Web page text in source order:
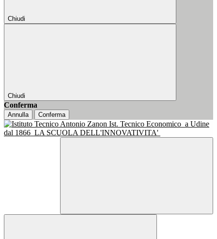
Chiudi
Chiudi
Conferma
Annulla Conferma
Ist. Tecnico Economico a Udine
dal 1866 LA SCUOLA DELL'INNOVATIVITA'